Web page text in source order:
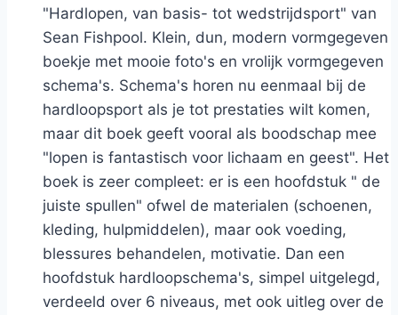
"Hardlopen, van basis- tot wedstrijdsport" van
Sean Fishpool. Klein, dun, modern vormgegeven
boekje met mooie foto's en vrolijk vormgegeven
schema's. Schema's horen nu eenmaal bij de
hardloopsport als je tot prestaties wilt komen,
maar dit boek geeft vooral als boodschap mee
"lopen is fantastisch voor lichaam en geest". Het
boek is zeer compleet: er is een hoofdstuk " de
juiste spullen" ofwel de materialen (schoenen,
kleding, hulpmiddelen), maar ook voeding,
blessures behandelen, motivatie. Dan een
hoofdstuk hardloopschema's, simpel uitgelegd,
verdeeld over 6 niveaus, met ook uitleg over de